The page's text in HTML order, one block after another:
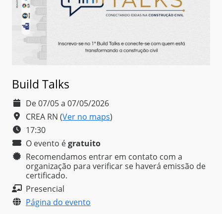
Build Talks
De 07/05 a 07/05/2026
CREA RN (Ver no maps)
17:30
O evento égratuito
Recomendamos entrar em contato com a
organização para verificar se haverá emissão de
certificado.
Presencial
Página do evento